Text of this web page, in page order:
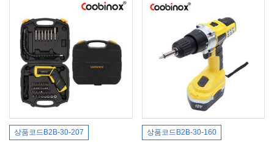
상품코드 B2B-30-207 상품코드 B2B-30-160